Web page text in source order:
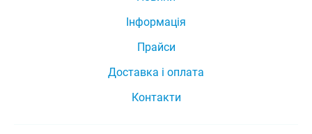
Інформація
Прайси
Доставка і оплата
Контакти